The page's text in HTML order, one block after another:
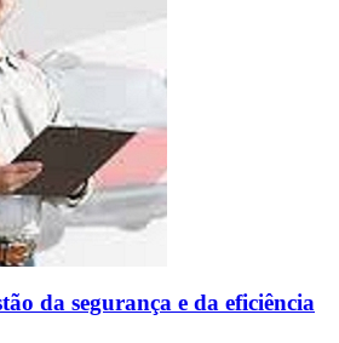
da segurança e da eficiência